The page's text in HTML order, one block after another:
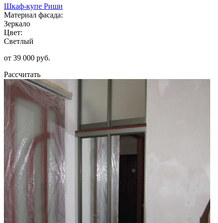
Шкаф-купе Риши
Материал фасада:
Зеркало
Цвет:
Светлый
от 39 000 руб.
Рассчитать